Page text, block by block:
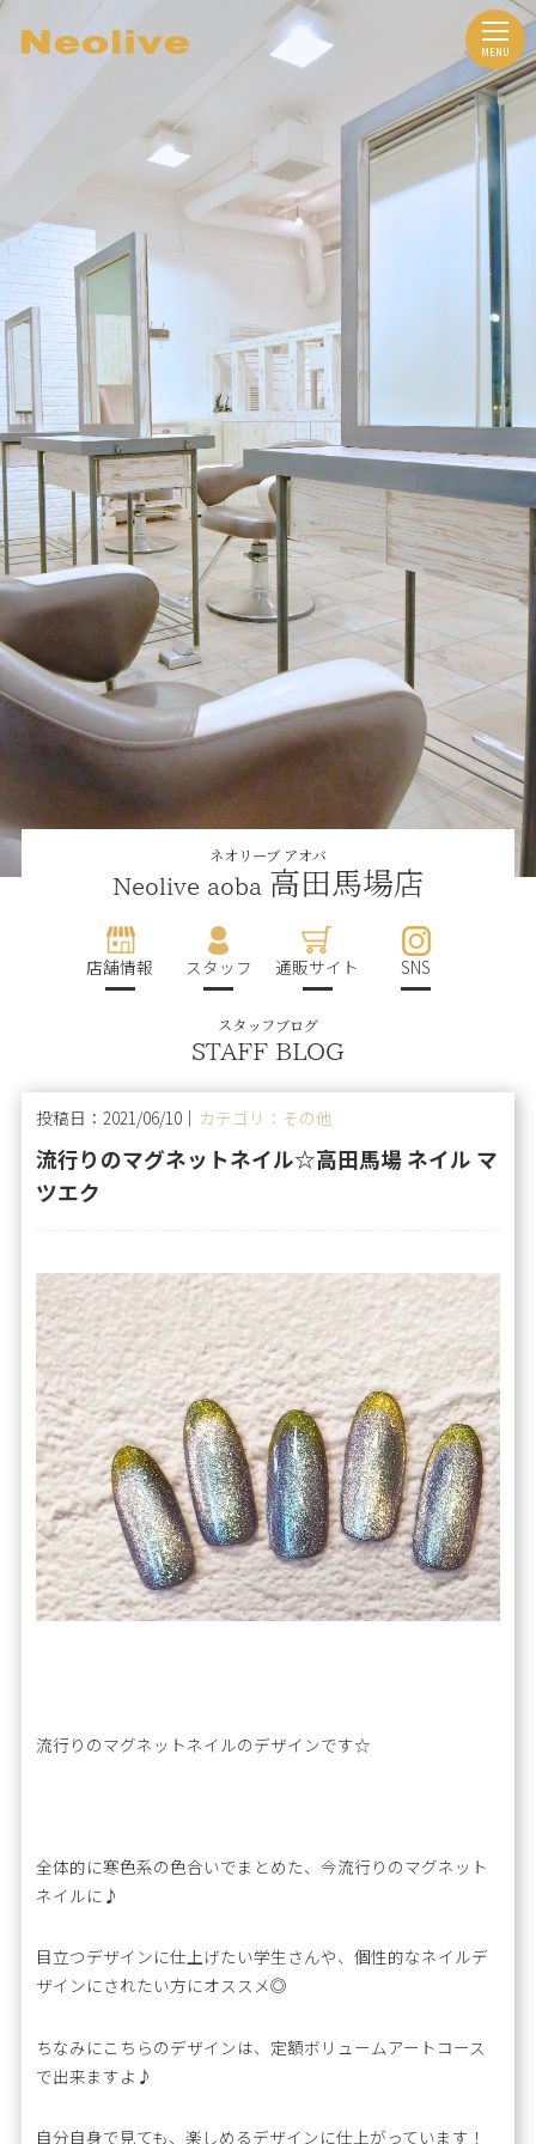
ネオリーブ アオバ
Neolive aoba 高田馬場店
店舗情報 スタッフ 通販サイト SNS
スタッフブログ
STAFF BLOG
投稿日：2021/06/10｜ カテゴリ：その他
流行りのマグネットネイル☆高田馬場 ネイル マ
ツエク
流行りのマグネットネイルのデザインです☆
全体的に寒色系の色合いでまとめた、今流行りのマグネット
ネイルに♪
目立つデザインに仕上げたい学生さんや、個性的なネイルデ
ザインにされたい方にオススメ◎
ちなみにこちらのデザインは、定額ボリュームアートコース
で出来ますよ♪
自分自身で見ても、楽しめるデザインに仕上がっています！